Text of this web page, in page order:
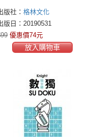
版社： 格林文化
版日：20190531
優惠價74元
放入購物車